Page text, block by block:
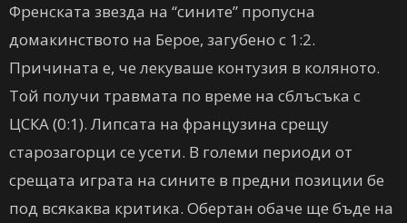
Френската звезда на “сините” пропусна
домакинството на Берое, загубено с 1:2.
Причината е, че лекуваше контузия в коляното.
Той получи травмата по време на сблъсъка с
ЦСКА (0:1). Липсата на французина срещу
старозагорци се усети. В големи периоди от
срещата играта на сините в предни позиции бе
под всякаква критика. Обертан обаче ще бъде на